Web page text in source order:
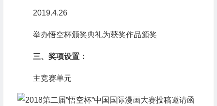
2019.4.26
举办悟空杯颁奖典礼为获奖作品颁奖
三、奖项设置：
主竞赛单元